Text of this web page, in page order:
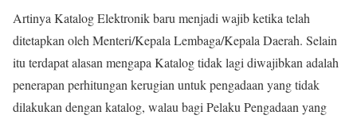
Artinya Katalog Elektronik baru menjadi wajib ketika telah
ditetapkan oleh Menteri/Kepala Lembaga/Kepala Daerah. Selain
itu terdapat alasan mengapa Katalog tidak lagi diwajibkan adalah
penerapan perhitungan kerugian untuk pengadaan yang tidak
dilakukan dengan katalog, walau bagi Pelaku Pengadaan yang